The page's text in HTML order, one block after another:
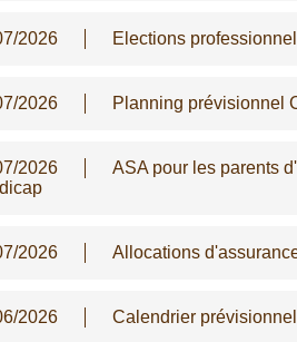
2026 Elections
2026 Planning prévisionnel
2026
ASA pour les parents
2026 Allocations
2026 Calendrier